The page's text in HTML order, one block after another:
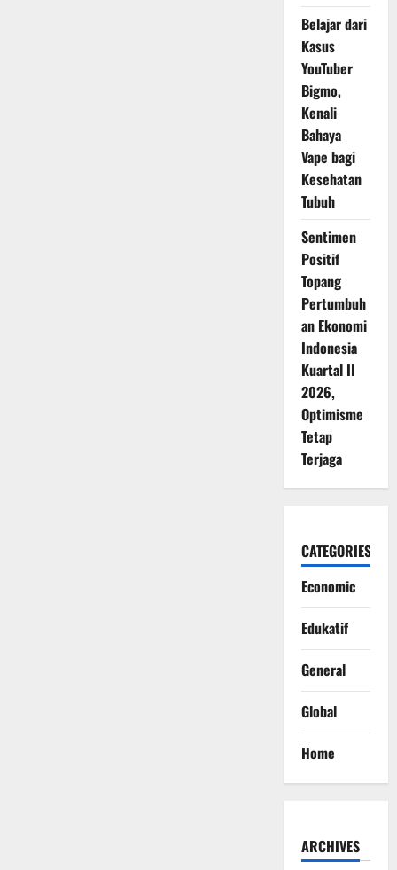
Belajar dari
Kasus
YouTuber
Bigmo,
Kenali
Bahaya
Vape bagi
Kesehatan
Tubuh
Sentimen
Positif
Topang
Pertumbuh
an Ekonomi
Indonesia
Kuartal II
2026,
Optimisme
Tetap
Terjaga
CATEGORIES
Economic
Edukatif
General
Global
Home
ARCHIVES